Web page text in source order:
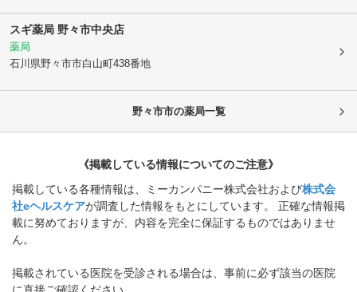
スギ薬局 野々市中央店
薬局
石川県野々市市白山町438番地
野々市市の薬局一覧
《掲載している情報についてのご注意》
掲載している各種情報は、ミーカンパニー株式会社および株式会
社eヘルスケアが調査した情報をもとにしています。 正確な情報掲
載に努めておりますが、内容を完全に保証するものではありませ
ん。
掲載されている医院を受診される場合は、事前に必ず該当の医院
に直接ご確認ください。